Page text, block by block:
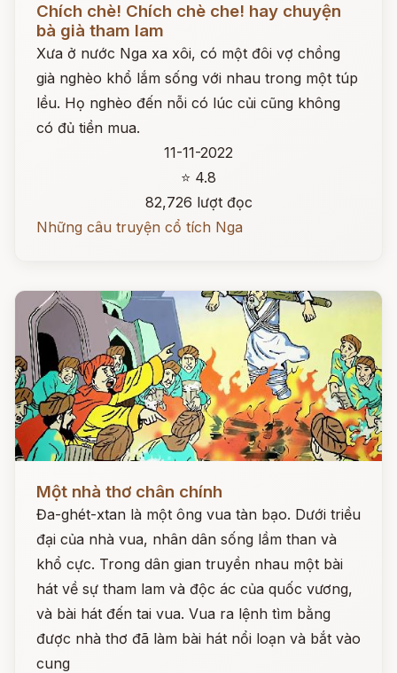
Chích chè! Chích chè che! hay chuyện
bà già tham lam
Xưa ở nước Nga xa xôi, có một đôi vợ chồng
già nghèo khổ lắm sống với nhau trong một túp
lều. Họ nghèo đến nỗi có lúc củi cũng không
có đủ tiền mua.
11-11-2022
⭐ 4.8
82,726 lượt đọc
Những câu truyện cổ tích Nga
Một nhà thơ chân chính
Đa-ghét-xtan là một ông vua tàn bạo. Dưới triều
đại của nhà vua, nhân dân sống lầm than và
khổ cực. Trong dân gian truyền nhau một bài
hát về sự tham lam và độc ác của quốc vương,
và bài hát đến tai vua. Vua ra lệnh tìm bằng
được nhà thơ đã làm bài hát nổi loạn và bắt vào
cung